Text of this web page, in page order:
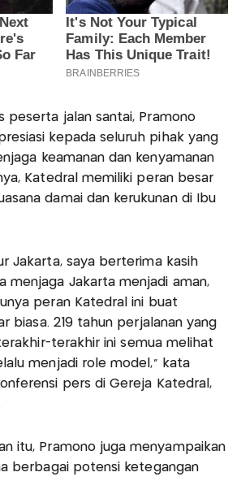
peserta jalan santai, Pramono
kepada seluruh pihak yang
keamanan dan kenyamanan
Katedral memiliki peran besar
damai dan kerukunan di Ibu
Jakarta, saya berterima kasih
menjaga Jakarta menjadi aman,
peran Katedral ini buat
biasa. 219 tahun perjalanan yang
terakhir ini semua melihat
menjadi role model," kata
pers di Gereja Katedral,
itu, Pramono juga menyampaikan
berbagai potensi ketegangan